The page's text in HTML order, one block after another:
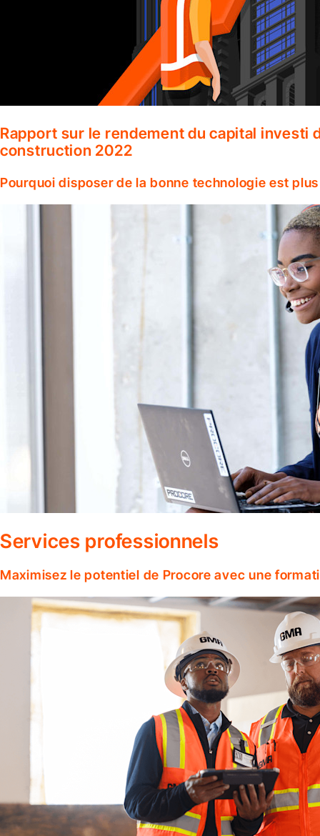
Rapport sur le rendement du capital investi
construction 2022
Pourquoi disposer de la bonne technologie est
Services professionnels
Maximisez le potentiel de Procore avec une